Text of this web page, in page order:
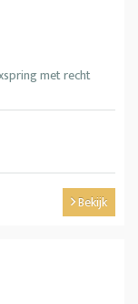
met recht
Bekijk